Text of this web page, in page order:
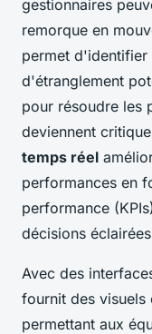
gestionnaires
remorque en
permet d'identifier
d'étranglement
pour résoudre les
deviennent
temps réel
performances en
performance
décisions
Avec des
fournit des visuels
permettant aux